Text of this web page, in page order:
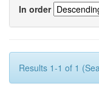
In order
Results 1-1 of 1